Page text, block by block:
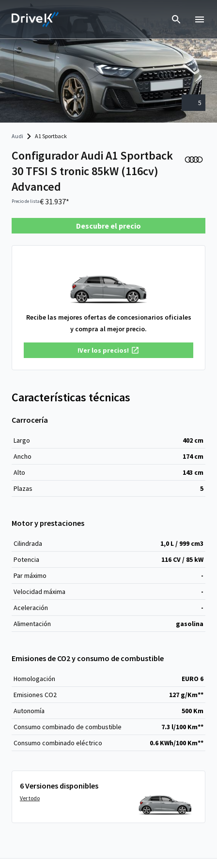
5
Audi A1 Sportback
Configurador Audi A1 Sportback
30 TFSI S tronic 85kW (116cv)
Advanced
Precio de lista€ 31.937*
Descubre el precio
Recibe las mejores ofertas de concesionarios oficiales
y compra al mejor precio.
!Ver los precios!
Características técnicas
Carrocería
Largo 402 cm
Ancho
174cm
Alto
143 cm
Plazas
5
Motor y prestaciones
Cilindrada 1,0 L / 999 cm3
Potencia
116 CV / 85 kW
Par máximo
-
Velocidad máxima
-
Aceleración
-
Alimentación
gasolina
Emisiones de CO2 y consumo de combustible
Homologación
EURO 6
Emisiones CO2
127 g/Km**
Autonomía
500 Km
Consumo combinado de combustible
7.3 l/100 Km**
Consumo combinado eléctrico
0.6 KWh/100 Km**
6 Versiones disponibles
Ver todo